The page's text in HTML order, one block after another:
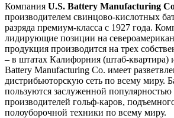
Компания U.S. Battery Manufacturing
производителем свинцово-кислотных
разряда премиум-класса с 1927 года.
лидирующие позиции на
продукция производится на трех
– в штатах Калифорния (штаб-
Battery Manufacturing Co. имеет
дистрибьюторскую сеть по всему миру.
пользуются заслуженной популярностью
производителей гольф-каров,
полоуборочной техники по всему миру.